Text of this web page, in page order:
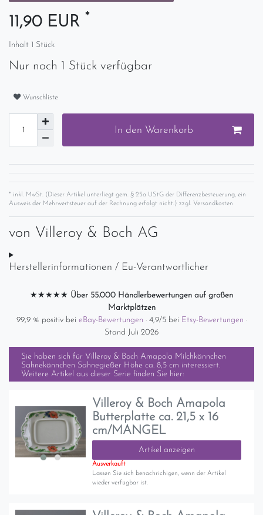
11,90 EUR *
Inhalt 1 Stück
Nur noch 1 Stück verfügbar
Wunschliste
In den Warenkorb
* inkl. MwSt. (Dieser Artikel unterliegt gem. § 25a UStG der Differenzbesteuerung, ein
Ausweis der Mehrwertsteuer auf der Rechnung erfolgt nicht.) zzgl. Versandkosten
von Villeroy & Boch AG
Herstellerinformationen / Eu-Verantwortlicher
★★★★★ Über 55.000 Händlerbewertungen auf großen
Marktplätzen
99,9 % positiv bei eBay-Bewertungen · 4,9/5 bei Etsy-Bewertungen ·
Stand Juli 2026
Sie haben sich für Villeroy & Boch Amapola Milchkännchen
Sahnekännchen Sahnegießer Höhe ca. 8,5 cm interessiert.
Weitere Artikel aus dieser Serie finden Sie hier:
Villeroy & Boch Amapola
Butterplatte ca. 21,5 x 16
cm/MANGEL
Artikel anzeigen
Ausverkauft
Lassen Sie sich benachrichigen, wenn der Artikel
wieder verfügbar ist.